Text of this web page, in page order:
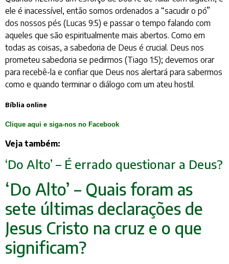
ele é inacessível, então somos ordenados a “sacudir o pó”
dos nossos pés (Lucas 9:5) e passar o tempo falando com
aqueles que são espiritualmente mais abertos. Como em
todas as coisas, a sabedoria de Deus é crucial. Deus nos
prometeu sabedoria se pedirmos (Tiago 1:5); devemos orar
para recebê-la e confiar que Deus nos alertará para sabermos
como e quando terminar o diálogo com um ateu hostil.
Bíblia online
Clique aqui e siga-nos no Facebook
Veja também:
‘Do Alto’ – É errado questionar a Deus?
‘Do Alto’ – Quais foram as
sete últimas declarações de
Jesus Cristo na cruz e o que
significam?